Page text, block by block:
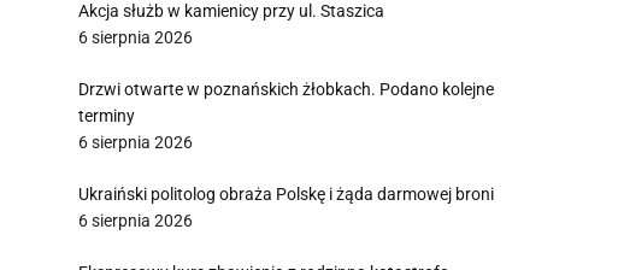
Akcja służb w kamienicy przy ul. Staszica
6 sierpnia 2026
Drzwi otwarte w poznańskich żłobkach. Podano kolejne
terminy
6 sierpnia 2026
Ukraiński politolog obraża Polskę i żąda darmowej broni
6 sierpnia 2026